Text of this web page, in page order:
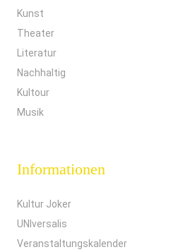
Kunst
Theater
Literatur
Nachhaltig
Kultour
Musik
Informationen
Kultur Joker
UNIversalis
Veranstaltungskalender